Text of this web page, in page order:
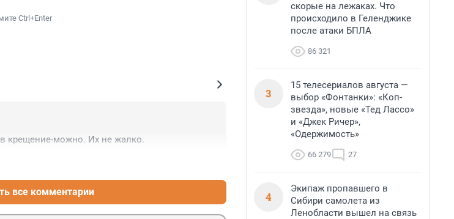
Ctrl+Enter
крещение-можно. Их не жалко.
все комментарии
скорые на лежаках. Что
происходило в Геленджике
после атаки БПЛА
86 321
3
15 телесериалов августа —
выбор «Фонтанки»: «Коп-
звезда», новые «Тед Лассо»
и «Джек Ричер»,
«Одержимость»
66 279 27
4
Экипаж пропавшего в
Сибири самолета из
Ленобласти вышел на связь